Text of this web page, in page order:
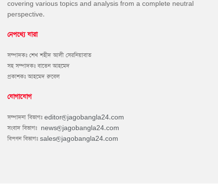
covering various topics and analysis from a complete neutral
perspective.
নেপথ্যে যারা
সম্পাদকঃ শেখ শহীদ আলী সেরনিয়াবাত
সহ সম্পাদকঃ বাতেন আহমেদ
প্রকাশকঃ আহমেদ রুবেল
যোগাযোগ
সম্পাদনা বিভাগঃ editor@jagobangla24.com
সংবাদ বিভাগঃ news@jagobangla24.com
বিপণন বিভাগঃ sales@jagobangla24.com